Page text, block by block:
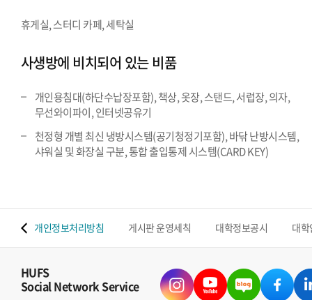
휴게실, 스터디 카페, 세탁실
사생방에 비치되어 있는 비품
개인용침대(하단수납장포함), 책상, 옷장, 스탠드, 서럽장, 의자,
무선와이파이, 인터넷공유기
천정형 개별 최신 냉방시스템(공기청정기포함), 바닦 난방시스템,
샤워실 및 화장실 구분, 통합 출입통제 시스템(CARD KEY)
개인정보처리방침 게시판 운영세칙 대학정보공시 대
HUFS
Social Network Service